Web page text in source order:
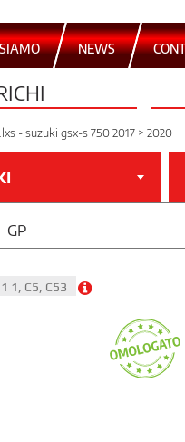
NEWS
- suzuki gsx-s 750 2017 > 2020
GP
1, C5, C53